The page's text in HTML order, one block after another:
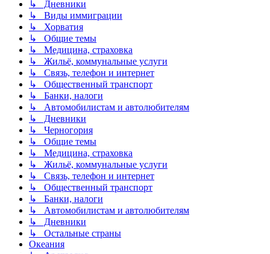
↳ Дневники
↳ Виды иммиграции
↳ Хорватия
↳ Общие темы
↳ Медицина, страховка
↳ Жильё, коммунальные услуги
↳ Связь, телефон и интернет
↳ Общественный транспорт
↳ Банки, налоги
↳ Автомобилистам и автолюбителям
↳ Дневники
↳ Черногория
↳ Общие темы
↳ Медицина, страховка
↳ Жильё, коммунальные услуги
↳ Связь, телефон и интернет
↳ Общественный транспорт
↳ Банки, налоги
↳ Автомобилистам и автолюбителям
↳ Дневники
↳ Остальные страны
Океания